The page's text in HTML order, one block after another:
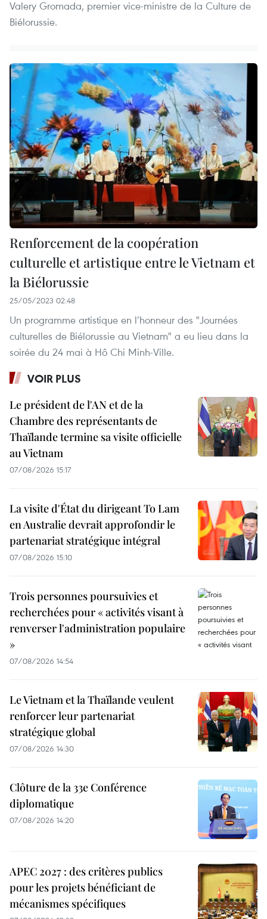
Valery Gromada, premier vice-ministre de la Culture de
Biélorussie.
Renforcement de la coopération
culturelle et artistique entre le Vietnam et
la Biélorussie
25/05/2023 02:48
Un programme artistique en l’honneur des "Journées
culturelles de Biélorussie au Vietnam" a eu lieu dans la
soirée du 24 mai à Hô Chi Minh-Ville.
VOIR PLUS
Le président de l'AN et de la
Chambre des représentants de
Thaïlande termine sa visite officielle
au Vietnam
07/08/2026 15:17
La visite d'État du dirigeant To Lam
en Australie devrait approfondir le
partenariat stratégique intégral
07/08/2026 15:10
Trois personnes poursuivies et
recherchées pour « activités visant à
renverser l'administration populaire
»
07/08/2026 14:54
Le Vietnam et la Thaïlande veulent
renforcer leur partenariat
stratégique global
07/08/2026 14:30
Clôture de la 33e Conférence
diplomatique
07/08/2026 14:20
APEC 2027 : des critères publics
pour les projets bénéficiant de
mécanismes spécifiques